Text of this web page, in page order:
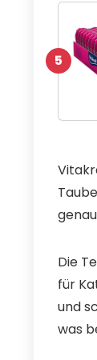
5
Die
für
und
was